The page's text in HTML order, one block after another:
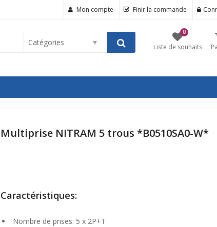
Mon compte Finir la commande
Catégories
0
Liste de souhaits
Multiprise NITRAM 5 trous *B0510SA0-W*
Caractéristiques:
Nombre de prises: 5 x 2P+T